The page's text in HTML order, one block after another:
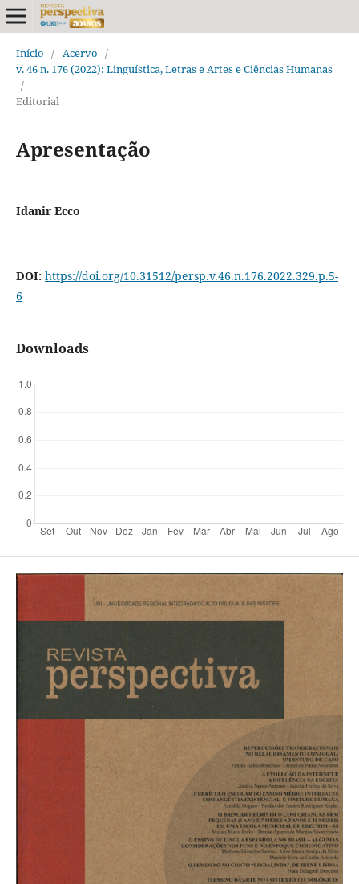
Início / Acervo /
v. 46 n. 176 (2022): Linguística, Letras e Artes e Ciências Humanas
/
Editorial
Apresentação
Idanir Ecco
DOI: https://doi.org/10.31512/persp.v.46.n.176.2022.329.p.5-
6
Downloads